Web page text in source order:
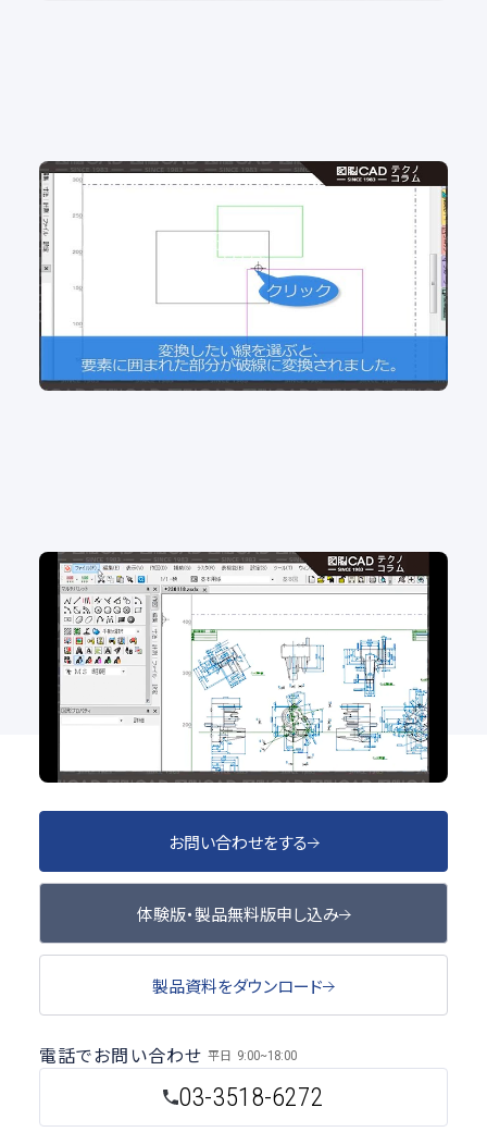
No.101 組み図を書かれる方必見！隠線処理の効率
アップ！
No.100 白紙？実は要素が隠れてるかも？図面内の
要素数を確認！
2D CAD
お問い合わせをする
体験版・製品無料版申し込み
製品資料をダウンロード
03-3518-6272
電話でお問い合わせ 平日 9:00~18:00